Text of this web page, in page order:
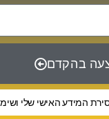
בהקדם
המידע האישי שלי